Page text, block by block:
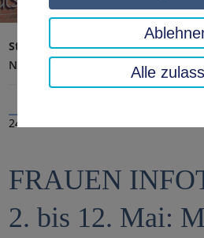
Startseite Landratsamt,
Nachrichten
24.04.2023
FRAUEN
2. bis 12. Mai:
Alle